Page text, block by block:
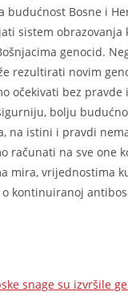
Bosne i
sistem
genocid.
rezultirati novim
očekivati bez
bolju
istini i pravdi
računati na sve
mira, vrijednostima
kontinuiranoj
snage su izvršile